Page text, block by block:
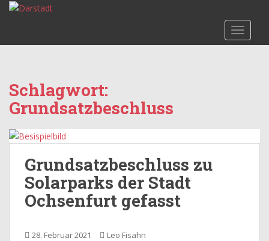
p
Schlagwort:
Grundsatzbeschluss
Grundsatzbeschluss zu
Solarparks der Stadt
Ochsenfurt gefasst
28. Februar 2021 Leo Fisahn